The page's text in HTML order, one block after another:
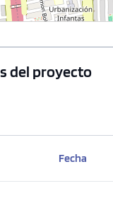
del proyecto
Fecha